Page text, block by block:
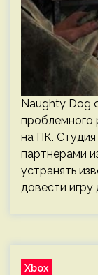
Naughty Dog
проблемного
на ПК.
партнерами
устранять
довести игру
Xbox